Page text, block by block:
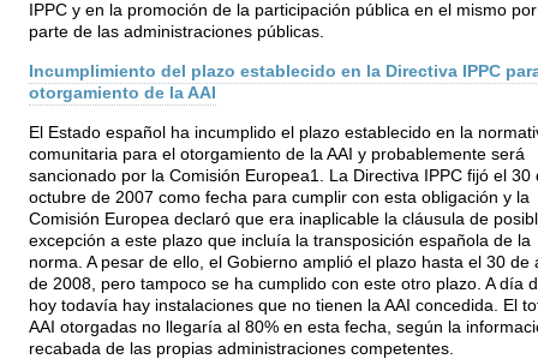
IPPC y en la promoción de la participación pública en el mismo por
parte de las administraciones públicas.
Incumplimiento del plazo establecido en la Directiva IPPC
otorgamiento de la AAI
El Estado español ha incumplido el plazo establecido en la
comunitaria para el otorgamiento de la AAI y probablemente será
sancionado por la Comisión Europea1. La Directiva IPPC fijó el 30
octubre de 2007 como fecha para cumplir con esta obligación y la
Comisión Europea declaró que era inaplicable la cláusula de
excepción a este plazo que incluía la transposición española de la
norma. A pesar de ello, el Gobierno amplió el plazo hasta el 30 de
de 2008, pero tampoco se ha cumplido con este otro plazo. A día
hoy todavía hay instalaciones que no tienen la AAI concedida. El
AAI otorgadas no llegaría al 80% en esta fecha, según la
recabada de las propias administraciones competentes.